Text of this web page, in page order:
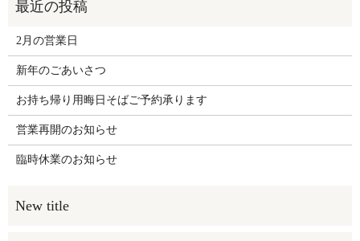
2月の営業日
新年のごあいさつ
お持ち帰り用晦日そばご予約承ります
営業再開のお知らせ
臨時休業のお知らせ